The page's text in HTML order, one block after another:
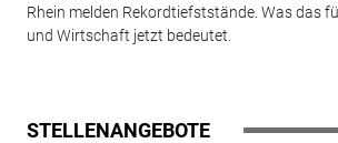
Rhein melden Rekordtiefststände. Was das
und Wirtschaft jetzt bedeutet.
STELLENANGEBOTE